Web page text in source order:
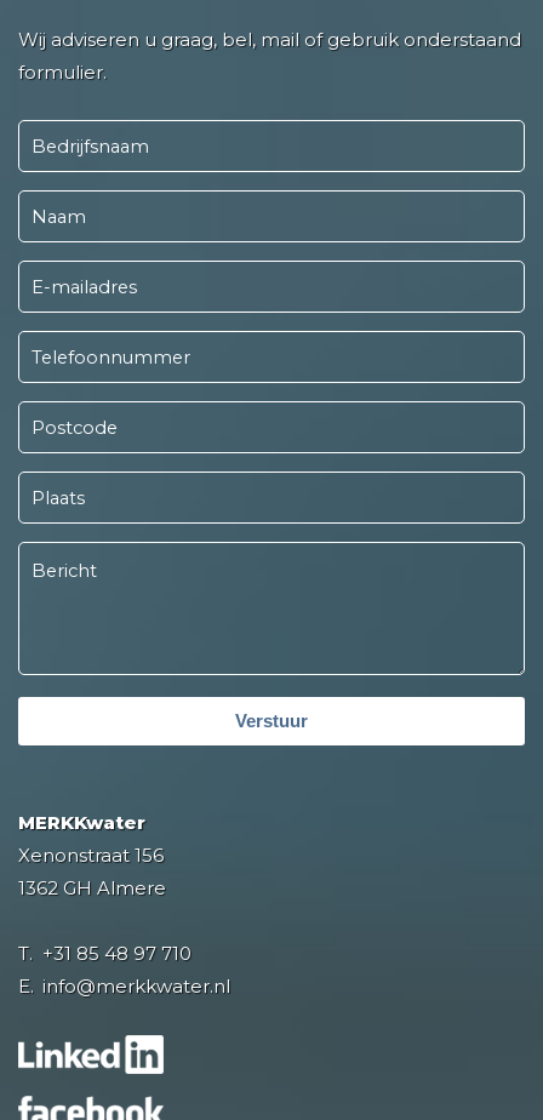
Wij adviseren u graag, bel, mail of gebruik onderstaand
formulier.
Verstuur
MERKKwater
Xenonstraat 156
1362 GH Almere
T. +31 85 48 97 710
E. info@merkkwater.nl